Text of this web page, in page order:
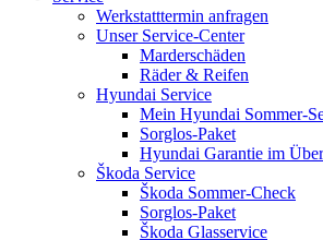
Werkstatttermin anfragen
Unser Service-Center
Marderschäden
Räder & Reifen
Hyundai Service
Mein Hyundai Sommer-
Sorglos-Paket
Hyundai Garantie im
Škoda Service
Škoda Sommer-Check
Sorglos-Paket
Škoda Glasservice